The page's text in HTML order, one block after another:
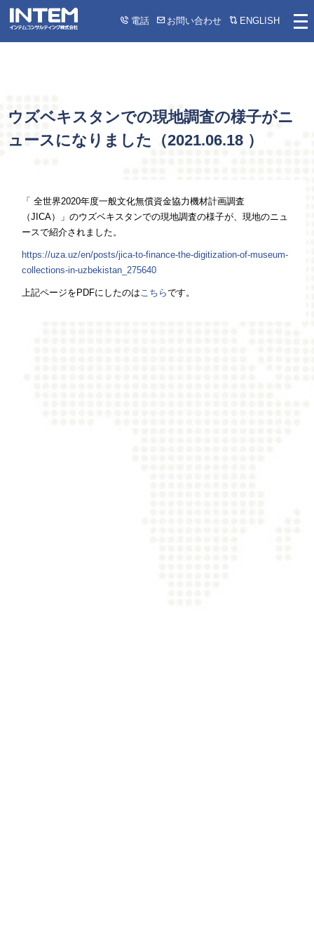
電話 お問い合わせ ENGLISH
ウズベキスタンでの現地調査の様子がニ
ュースになりました（2021.06.18 ）
「 全世界2020年度一般文化無償資金協力機材計画調査
（JICA）」のウズベキスタンでの現地調査の様子が、現地のニュ
ースで紹介されました。
https://uza.uz/en/posts/jica-to-finance-the-digitization-of-museum-
collections-in-uzbekistan_275640
上記ページをPDFにしたのはこちらです。